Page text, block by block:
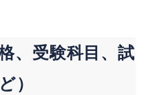
、受験科目、試
）